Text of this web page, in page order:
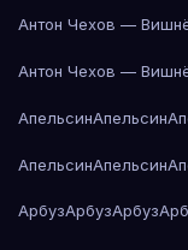
Антон Чехов —
Антон Чехов —
АпельсинАпельсин
АпельсинАпельсин
АрбузАрбузАрбуз